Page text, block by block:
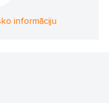
informāciju